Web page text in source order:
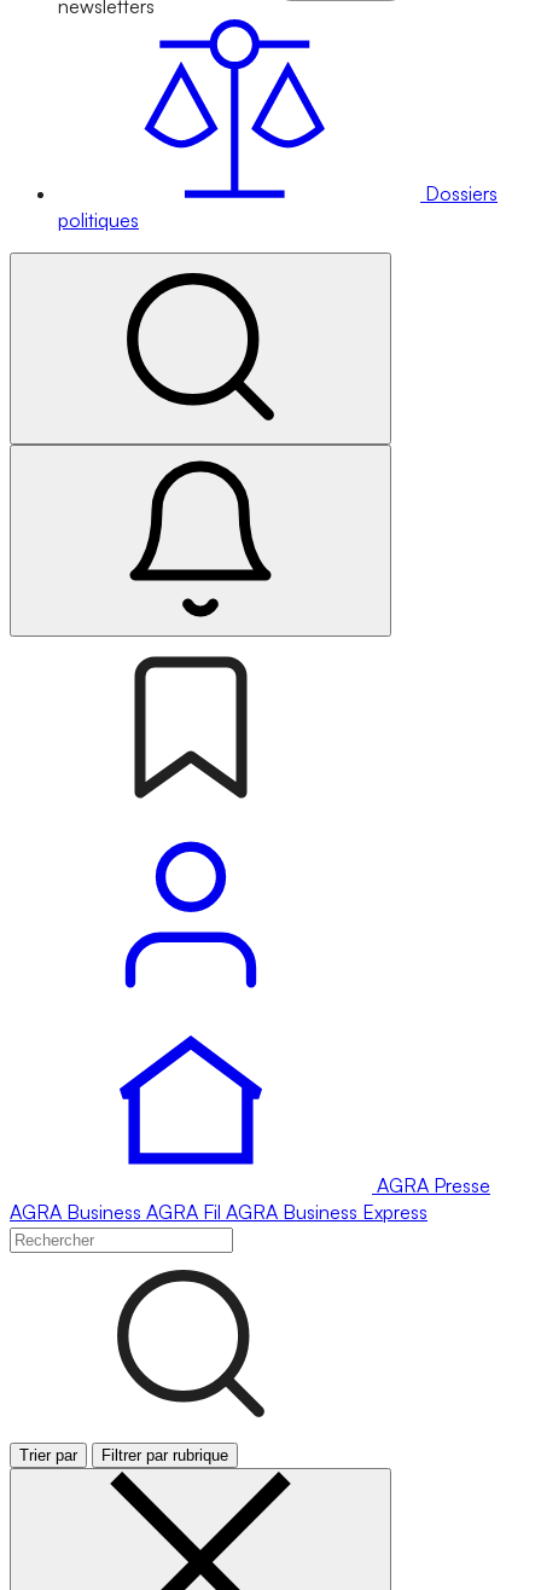
newsletters
Dossiers
politiques
AGRA Presse
AGRA Business AGRA Fil AGRA Business Express
Trier par Filtrer par rubrique